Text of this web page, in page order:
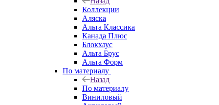
Коллекции
Аляска
Альта Классика
Канада Плюс
Блокхаус
Альта Брус
Альта Форм
По материалу
Назад
По материалу
Виниловый